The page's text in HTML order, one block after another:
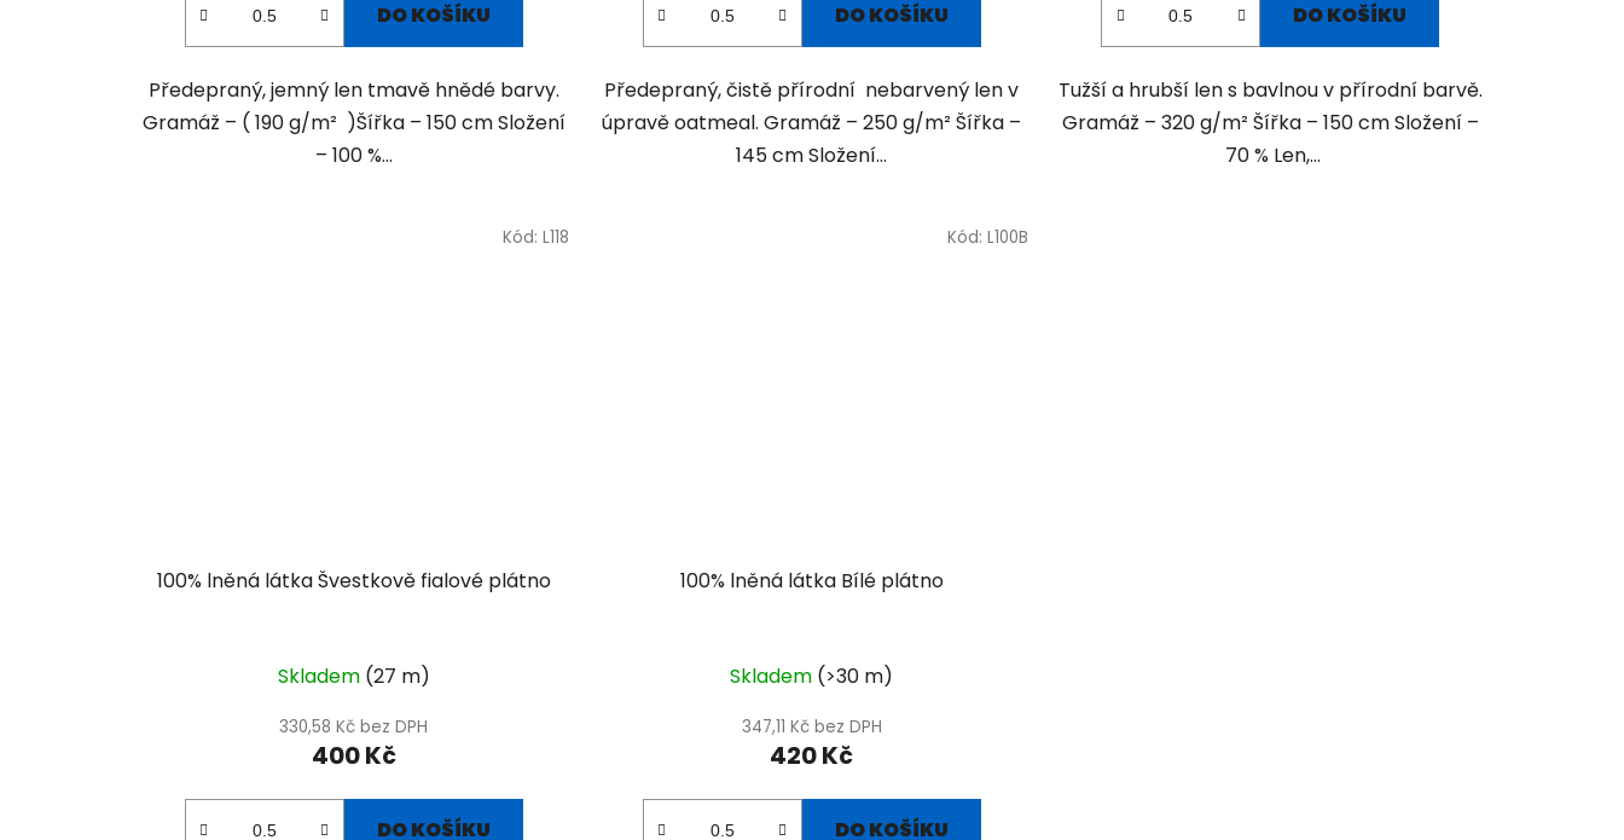
DO KOŠÍKU
Předepraný, jemný len tmavě hnědé barvy.
Gramáž – ( 190 g/m² )Šířka – 150 cm Složení
– 100 %...
DO KOŠÍKU
Předepraný, čistě přírodní nebarvený len v
úpravě oatmeal. Gramáž – 250 g/m² Šířka –
145 cm Složení...
DO KOŠÍKU
Tužší a hrubší len s bavlnou v přírodní barvě.
Gramáž – 320 g/m² Šířka – 150 cm Složení –
70 % Len,...
100% lněná látka Švestkově fialové plátno
Skladem (27 m)
330,58 Kč bez DPH
400 Kč
DO KOŠÍKU
Kód:L118
100% lněná látka Bílé plátno
Skladem (>30 m)
347,11 Kč bez DPH
420 Kč
DO KOŠÍKU
Kód: L100B